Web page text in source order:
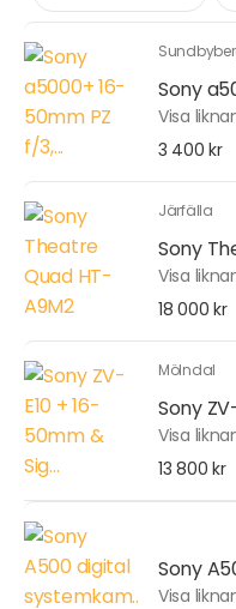
Sony
Visa
3 400 kr
Järfälla
Sony
Visa
18 000 kr
Mölndal
Sony
Visa
13 800 kr
Sony
Visa